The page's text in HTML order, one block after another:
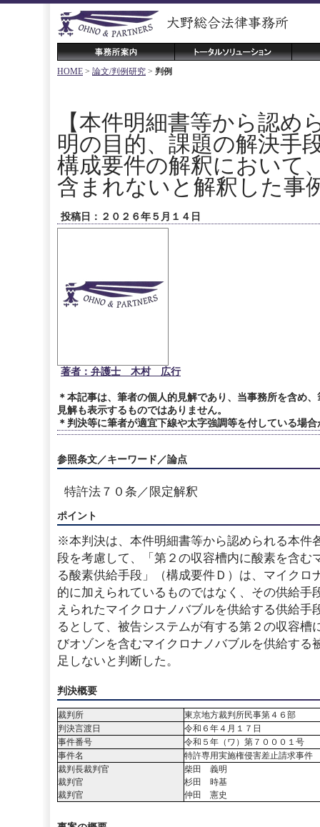
HOME > 論文/判例研究 > 判例
【本件明細書等から認め
明の目的、課題の解決手
構成要件の解釈において
含まれないと解釈した事
投稿日：２０２６年５月１４日
著者：弁護士 木村 広行
＊本記事は、筆者の個人的見解であり、当事務所を含め
見解も表示するものではありません。
＊判決等に筆者が適宜下線や太字強調等を付している場
参照条文／キーワード／論点
特許法７０条／限定解釈
ポイント
※本判決は、本件明細書等から認められる本件
段を考慮して、「第２の収容槽内に酸素を含む
る酸素供給手段」（構成要件Ｄ）は、マイクロ
的に加えられているものではなく、その供給手
えられたマイクロナノバブルを供給する供給手
るとして、被告システムが有する第２の収容槽
びオゾンを含むマイクロナノバブルを供給する
足しないと判断した。
判決概要
裁判所
東京地方裁判所民事第４６部
判決言渡日
令和６年４月１７日
事件番号
令和５年（ワ）第７０００１号
事件名
特許専用実施権侵害差止請求事件
裁判長裁判官
裁判官
裁判官
柴田 義明
杉田 時基
仲田 憲史